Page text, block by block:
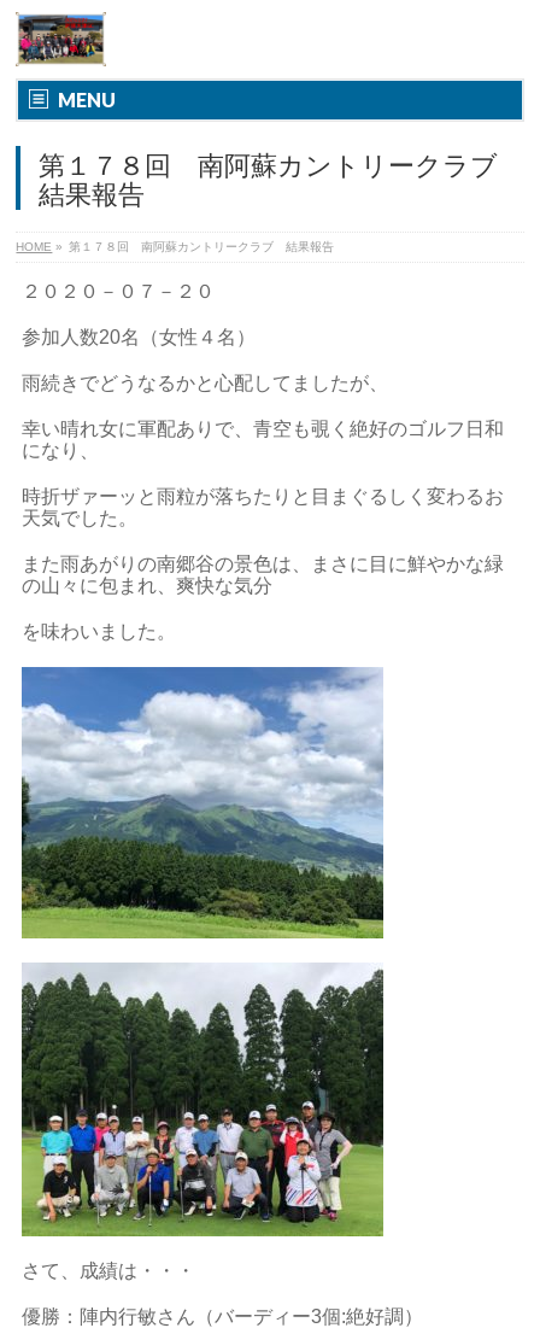
MENU
第１７８回 南阿蘇カントリークラブ
結果報告
HOME » 第１７８回 南阿蘇カントリークラブ 結果報告
２０２０－０７－２０
参加人数20名（女性４名）
雨続きでどうなるかと心配してましたが、
幸い晴れ女に軍配ありで、青空も覗く絶好のゴルフ日和
になり、
時折ザァーッと雨粒が落ちたりと目まぐるしく変わるお
天気でした。
また雨あがりの南郷谷の景色は、まさに目に鮮やかな緑
の山々に包まれ、爽快な気分
を味わいました。
さて、成績は・・・
優勝：陣内行敏さん（バーディー3個:絶好調）